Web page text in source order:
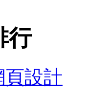
行
頁設計